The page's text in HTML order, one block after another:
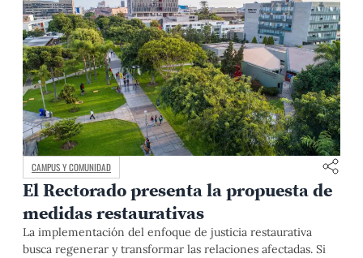
CAMPUS Y COMUNIDAD
El Rectorado presenta la propuesta de
medidas restaurativas
La implementación del enfoque de justicia restaurativa
busca regenerar y transformar las relaciones afectadas. Si